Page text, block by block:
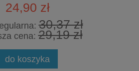
24,90 zł
30,37 zł
cena:29,19 zł
do koszyka